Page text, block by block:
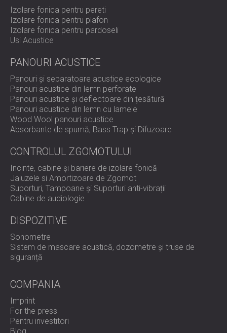
Izolare fonica pentru pereti
Izolare fonica pentru plafon
Izolare fonica pentru pardoseli
Usi Acustice
PANOURI ACUSTICE
Panouri și separatoare acustice ecologice
Panouri acustice din lemn perforate
Panouri acustice și deflectoare din țesătură
Panouri acustice din lemn cu lamele
Wood Wool panouri acustice
Absorbante de spumă, Bass Trap și Difuzoare
CONTROLUL ZGOMOTULUI
Incinte, cabine și bariere de izolare fonică
Jaluzele si Amortizoare de Zgomot
Suporturi, Tampoane și Suporturi anti-vibrații
Cabine de audiologie
DISPOZITIVE
Sonometre
Sistem de mascare acustică, dozometre și truse de
siguranță
COMPANIA
Imprint
For the press
Pentru investitori